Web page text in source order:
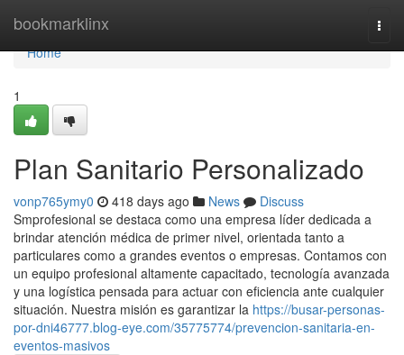
bookmarklinx
Home
Home
1
Plan Sanitario Personalizado
vonp765ymy0 418 days ago News
Discuss
Smprofesional se destaca como una empresa líder dedicada a
brindar atención médica de primer nivel, orientada tanto a
particulares como a grandes eventos o empresas. Contamos con
un equipo profesional altamente capacitado, tecnología avanzada
y una logística pensada para actuar con eficiencia ante cualquier
situación. Nuestra misión es garantizar la https://busar-personas-
por-dni46777.blog-eye.com/35775774/prevencion-sanitaria-en-
eventos-masivos